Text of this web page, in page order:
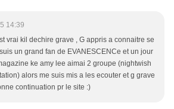
14:39
vrai kil dechire grave , G appris a connaitre se
un grand fan de EVANESCENCe et un jour
ke amy lee aimai 2 groupe (nightwish
alors me suis mis a les ecouter et g grave
continuation pr le site :)